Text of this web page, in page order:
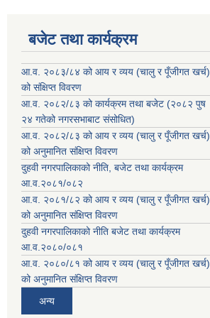
बजेट तथा कार्यक्रम
आ.व. २०८३/८४ को आय र व्यय (चालु र पूँजीगत खर्च)
को संक्षिप्त विवरण
आ.व. २०८२/८३ को कार्यक्रम तथा बजेट (२०८२ पुष
२४ गतेको नगरसभाबाट संसोधित)
आ.व. २०८२/८३ को आय र व्यय (चालु र पूँजीगत खर्च)
को अनुमानित संक्षिप्त विवरण
दुहवी नगरपालिकाको नीति, बजेट तथा कार्यक्रम
आ.व.२०८१/०८२
आ.व. २०८१/८२ को आय र व्यय (चालु र पूँजीगत खर्च)
को अनुमानित संक्षिप्त विवरण
दुहवी नगरपालिकाको नीति बजेट तथा कार्यक्रम
आ.व.२०८०/०८१
आ.व. २०८०/८१ को आय र व्यय (चालु र पूँजीगत खर्च)
को अनुमानित संक्षिप्त विवरण
अन्य